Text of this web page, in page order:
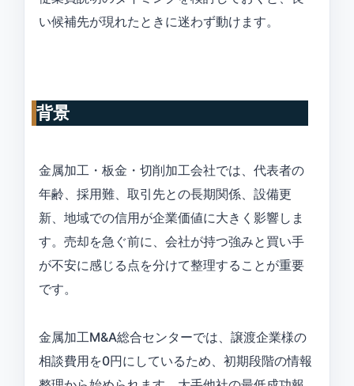
い候補先が現れたときに迷わず動けます。
背景
金属加工・板金・切削加工会社では、代表者の
年齢、採用難、取引先との長期関係、設備更
新、地域での信用が企業価値に大きく影響しま
す。売却を急ぐ前に、会社が持つ強みと買い手
が不安に感じる点を分けて整理することが重要
です。
金属加工M&A総合センターでは、譲渡企業様の
相談費用を0円にしているため、初期段階の情報